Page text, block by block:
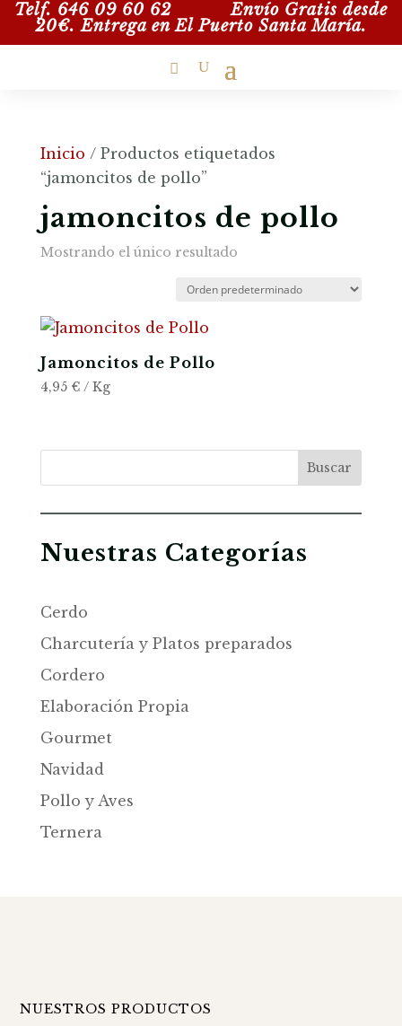
Telf. 646 09 60 62 Envío Gratis desde
20€. Entrega enEl Puerto Santa María.
Inicio / Productos etiquetados
“jamoncitos de pollo”
jamoncitos de pollo
Mostrando el único resultado
Jamoncitos de Pollo
4,95 € / Kg
Buscar
Nuestras Categorías
Cerdo
Charcutería y Platos preparados
Cordero
Elaboración Propia
Gourmet
Navidad
Pollo y Aves
Ternera
NUESTROS PRODUCTOS